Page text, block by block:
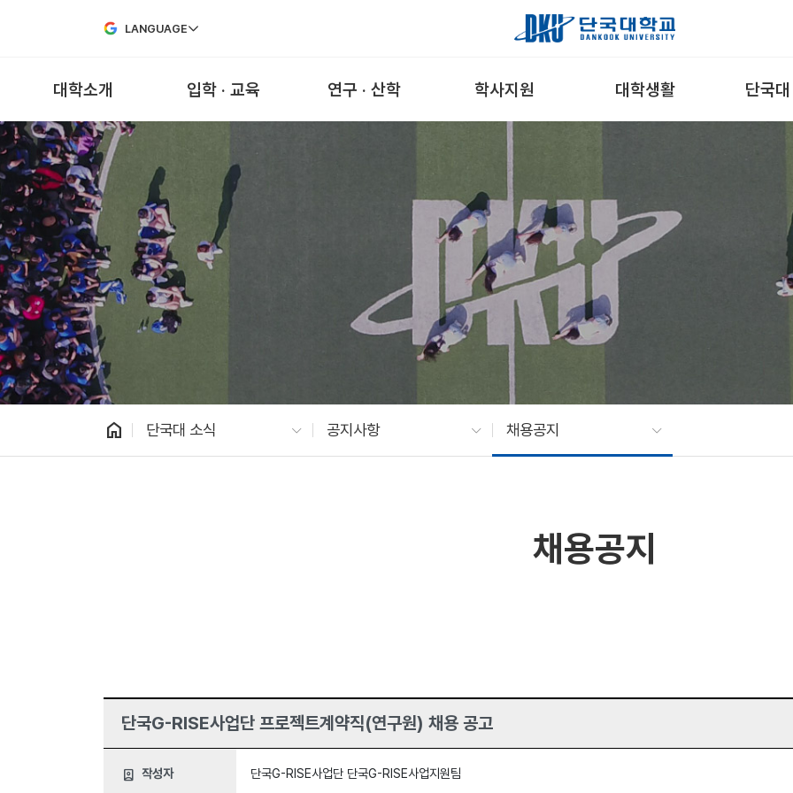
LANGUAGE
대학소개 입학 · 교육 연구 · 산학 학사지원 대학생활 단국
home 단국대 소식 공지사항 채용공지
채용공지
단국G-RISE사업단 프로젝트계약직(연구원) 채용 공고
person_book 작성자 단국G-RISE사업단 단국G-RISE사업지원팀